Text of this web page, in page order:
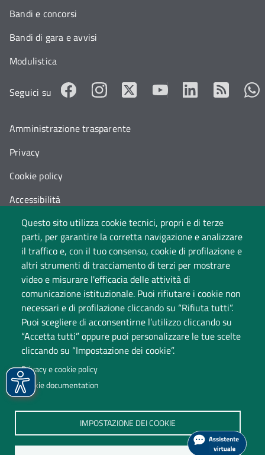
Questo sito utilizza cookie tecnici, propri e di terze
parti, per garantire la corretta navigazione e analizzare
il traffico e, con il tuo consenso, cookie di profilazione e
altri strumenti di tracciamento di terzi per mostrare
video e misurare l'efficacia delle attività di
comunicazione istituzionale. Puoi rifiutare i cookie non
necessari e di profilazione cliccando su “Rifiuta tutti”.
Puoi scegliere di acconsentirne l’utilizzo cliccando su
“Accetta tutti” oppure puoi personalizzare le tue scelte
cliccando su “Impostazione dei cookie”.
Privacy e cookie policy
Cookie documentation
IMPOSTAZIONE DEI COOKIE
Università degli Studi dell'Insubria
Sede legale: via Ravasi 2, 21100 Varese
Contact Center
P.IVA 02481820120
(C.F. 95039180120)
PEC: ateneo@pec.uninsubria.it (vedi le altre caselle )
Bandi e concorsi
Bandi di gara e avvisi
Modulistica
Seguici su
Amministrazione trasparente
Privacy
Cookie policy
Accessibilità
Cambia idea sui cookie
Dati di monitoraggio